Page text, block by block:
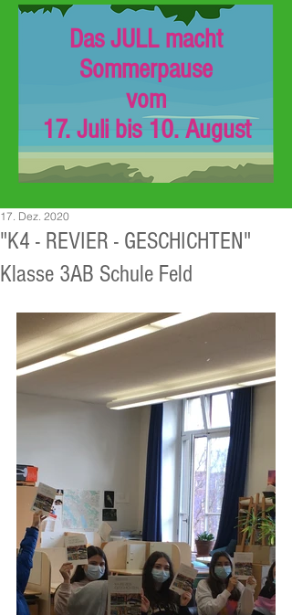
Das JULL macht
Sommerpause
vom
17. Juli bis 10. August
"K4 - REVIER - GESCHICHTEN"
Klasse 3AB Schule Feld
17. Dez. 2020